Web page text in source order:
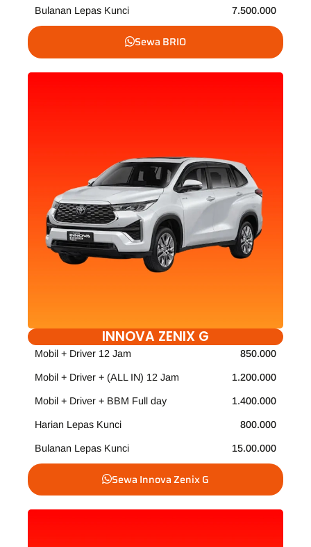
Bulanan Lepas Kunci 7.500.000
Sewa BRIO
INNOVA ZENIX G
Mobil + Driver 12 Jam 850.000
Mobil + Driver + (ALL IN) 12 Jam 1.200.000
Mobil + Driver + BBM Full day 1.400.000
Harian Lepas Kunci 800.000
Bulanan Lepas Kunci 15.00.000
Sewa Innova Zenix G